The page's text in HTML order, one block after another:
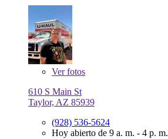
Verfotos
610 S Main St
Taylor, AZ 85939
(928) 536-5624
Hoy abierto de 9 a. m. - 4 p. m.